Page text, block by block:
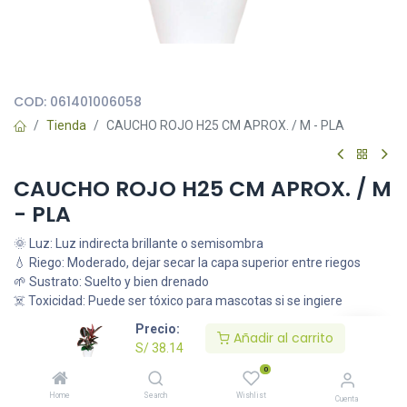
Precio:
S/38.14
Añadir al carrito
Home Search
0
Wishlist Cuenta
COD: 061401006058
Tienda CAUCHO ROJO H25 CM APROX. / M - PLA
CAUCHO ROJO H25 CM APROX. / M
- PLA
🌞 Luz: Luz indirecta brillante o semisombra
💧 Riego: Moderado, dejar secar la capa superior entre riegos
🌱 Sustrato: Suelto y bien drenado
☠️ Toxicidad: Puede ser tóxico para mascotas si se ingiere
38.14
Añadir al carrito